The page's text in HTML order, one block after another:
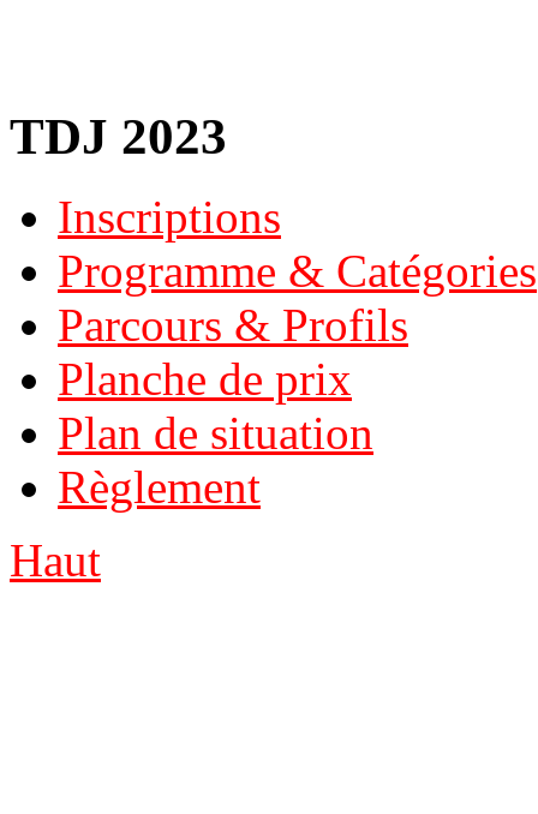
TDJ 2023
Inscriptions
Programme & Catégories
Parcours & Profils
Planche de prix
Plan de situation
Règlement
Haut